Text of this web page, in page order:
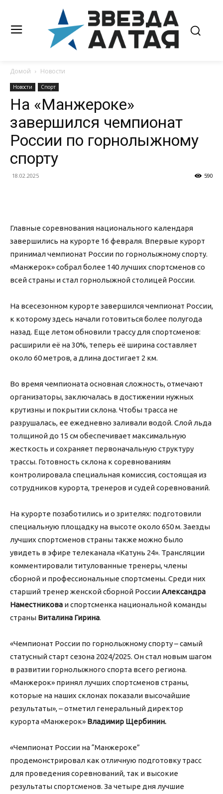
Домой Новости
Новости Спорт
На «Манжероке»
завершился чемпионат
России по горнолыжному
спорту
18.02.2025 590
Главные соревнования национального календаря
завершились на курорте 16 февраля. Впервые курорт
принимал чемпионат России по горнолыжному спорту.
«Манжерок» собрал более 140 лучших спортсменов со
всей страны и стал горнолыжной столицей России.
На всесезонном курорте завершился чемпионат России,
к которому здесь начали готовиться более полугода
назад. Еще летом обновили трассу для спортсменов:
расширили её на 30%, теперь её ширина составляет
около 60 метров, а длина достигает 2 км.
Во время чемпионата основная сложность, отмечают
организаторы, заключалась в достижении нужных
крутизны и покрытии склона. Чтобы трасса не
разрушалась, ее ежедневно заливали водой. Слой льда
толщиной до 15 см обеспечивает максимальную
жесткость и сохраняет первоначальную структуру
трассы. Готовность склона к соревнованиям
контролировала специальная комиссия, состоящая из
сотрудников курорта, тренеров и судей соревнований.
На курорте позаботились и о зрителях: подготовили
специальную площадку на высоте около 650 м. Заезды
лучших спортсменов страны также можно было
увидеть в эфире телеканала «Катунь 24». Трансляции
комментировали титулованные тренеры, члены
сборной и профессиональные спортсмены. Среди них
старший тренер женской сборной РоссииАлександра
Наместникова и спортсменка национальной команды
страны Виталина Гирина.
«Чемпионат России по горнолыжному спорту – самый
статусный старт сезона 2024/2025. Он стал новым шагом
в развитии горнолыжного спорта всего региона.
«Манжерок» принял лучших спортсменов страны,
которые на наших склонах показали высочайшие
результаты», – отметил генеральный директор
курорта «Манжерок» Владимир Щербинин.
«Чемпионат России на “Манжероке”
продемонстрировал как отличную подготовку трасс
для проведения соревнований, так и высокие
результаты спортсменов. За четыре дня лучшие